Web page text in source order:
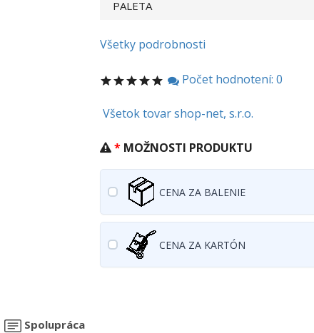
PALETA
Všetky podrobnosti
Počet hodnotení: 0
Všetok tovar shop-net, s.r.o.
MOŽNOSTI PRODUKTU
CENA ZA BALENIE
CENA ZA KARTÓN
Spolupráca